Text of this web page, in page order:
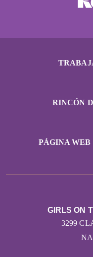
RINCÓN
PÁGINA
GIRLS ON
3299